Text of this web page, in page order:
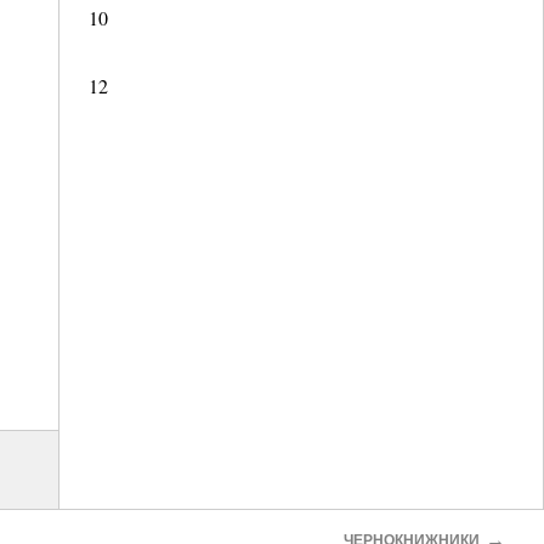
10
12
ЧЕРНОКНИЖНИКИ →